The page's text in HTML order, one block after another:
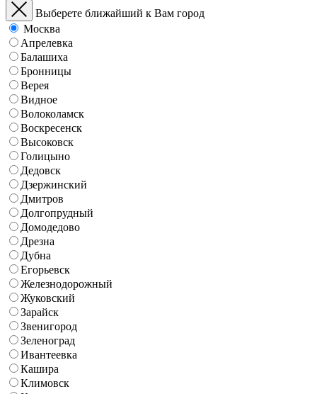
Выберете ближайший к Вам город
Москва
Апрелевка
Балашиха
Бронницы
Верея
Видное
Волоколамск
Воскресенск
Высоковск
Голицыно
Дедовск
Дзержинский
Дмитров
Долгопрудный
Домодедово
Дрезна
Дубна
Егорьевск
Железнодорожный
Жуковский
Зарайск
Звенигород
Зеленоград
Ивантеевка
Кашира
Климовск